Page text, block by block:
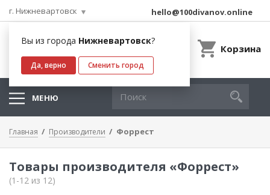
г. Нижневартовск
Вы из города Нижневартовск?
Да, верно Сменить город
hello@100divanov.online
Корзина
МЕНЮ
Главная Производители Форрест
Товары производителя «Форрест»
(1-12 из 12)